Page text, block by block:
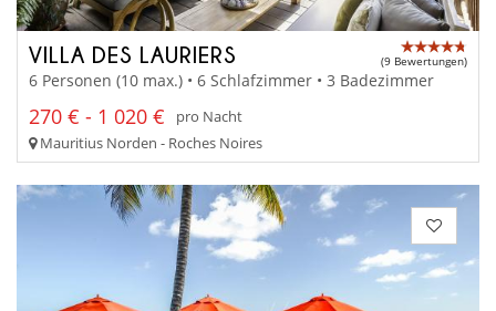
VILLA DES LAURIERS (9 Bewertungen)
6 Personen (10 max.) • 6 Schlafzimmer • 3 Badezimmer
270 € - 1 020 €
pro Nacht
Mauritius Norden - Roches Noires